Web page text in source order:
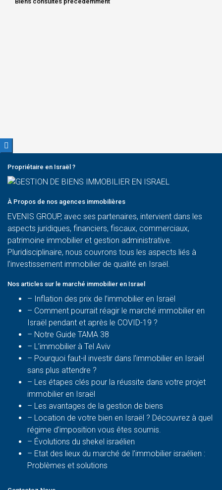
Propriétaire en Israël ?
À Propos de nos agences immobilières
EVENIS GROUP, avec ses partenaires, intervient dans les
aspects juridiques, financiers, fiscaux, commerciaux,
patrimoine immobilier et gestion administrative.
Pluridisciplinaire, nous couvrons tous les aspects liés à
l’investissement immobilier de qualité en Israël.
Nos articles sur le marché immobilier en Israel
– Inflation des prix de l’immobilier en Israël
– Comment pourrait réagir le marché immobilier en
Israël pendant et après le COVID-19 ?
– Notre Guide TAMA 38
– L’immobilier à Tel Aviv
– Pourquoi faut-il investir dans l’immobilier en Israël
sans plus attendre ?
– Les étapes clés pour la réussite dans votre projet
immobilier en Israël
– Les avantages de la gestion de biens
– Location de votre bien en Israël ? Découvrez à quel
régime d’imposition vous êtes soumis.
– Évolutions du shekel israélien
– Etat des lieux du marché de l’immobilier israélien :
Problèmes et solutions